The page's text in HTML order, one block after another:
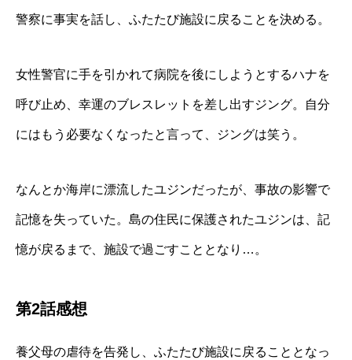
警察に事実を話し、ふたたび施設に戻ることを決める。
女性警官に手を引かれて病院を後にしようとするハナを
呼び止め、幸運のブレスレットを差し出すジング。自分
にはもう必要なくなったと言って、ジングは笑う。
なんとか海岸に漂流したユジンだったが、事故の影響で
記憶を失っていた。島の住民に保護されたユジンは、記
憶が戻るまで、施設で過ごすこととなり…。
第2話感想
養父母の虐待を告発し、ふたたび施設に戻ることとなっ